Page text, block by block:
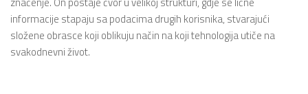
informacije stapaju sa podacima drugih korisnika, stvarajući
složene obrasce koji oblikuju način na koji tehnologija utiče na
svakodnevni život.